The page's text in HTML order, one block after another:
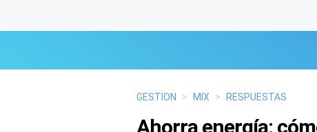
GESTION > MIX > RESPUESTAS
Ahorra energía: